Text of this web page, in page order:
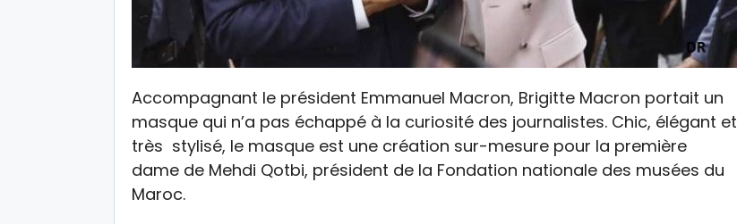
Accompagnant le président Emmanuel Macron, Brigitte Macron portait un
masque qui n’a pas échappé à la curiosité des journalistes. Chic, élégant et
très stylisé, le masque est une création sur-mesure pour la première
dame de Mehdi Qotbi, président de la Fondation nationale des musées du
Maroc.